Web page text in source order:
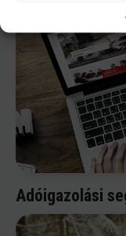
Adóigazolási